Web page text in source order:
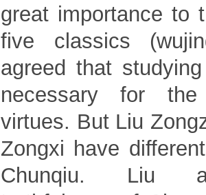
great importance to
five classics
agreed that
necessary for
virtues. But Liu
Zongxi have
Chunqiu. Liu